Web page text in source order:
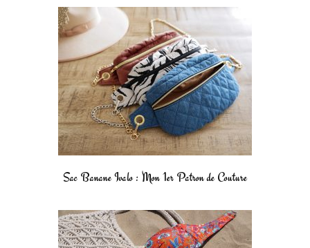
Sac Banane Ivalo : Mon 1er Patron de Couture